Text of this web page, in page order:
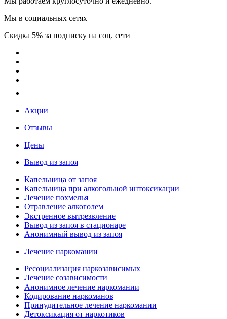
Мы в социальных сетях
Скидка 5% за подписку на соц. сети
Акции
Отзывы
Цены
Вывод из запоя
Капельница от запоя
Капельница при алкогольной интоксикации
Лечение похмелья
Отравление алкоголем
Экстренное вытрезвление
Вывод из запоя в стационаре
Анонимный вывод из запоя
Лечение наркомании
Ресоциализация наркозависимых
Лечение созависимости
Анонимное лечение наркомании
Кодирование наркоманов
Принудительное лечение наркомании
Детоксикация от наркотиков